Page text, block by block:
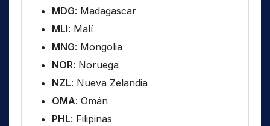
MDG: Madagascar
MLI: Malí
MNG: Mongolia
NOR: Noruega
NZL: Nueva Zelandia
OMA: Omán
PHL: Filipinas